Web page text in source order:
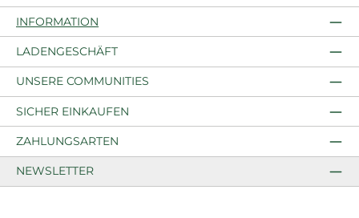
INFORMATION
LADENGESCHÄFT
UNSERE COMMUNITIES
SICHER EINKAUFEN
ZAHLUNGSARTEN
NEWSLETTER